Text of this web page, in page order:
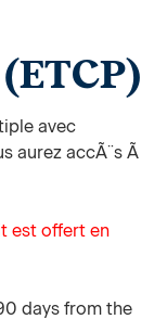
avec
aurez accÃ¨s Ã
est offert en
days from the